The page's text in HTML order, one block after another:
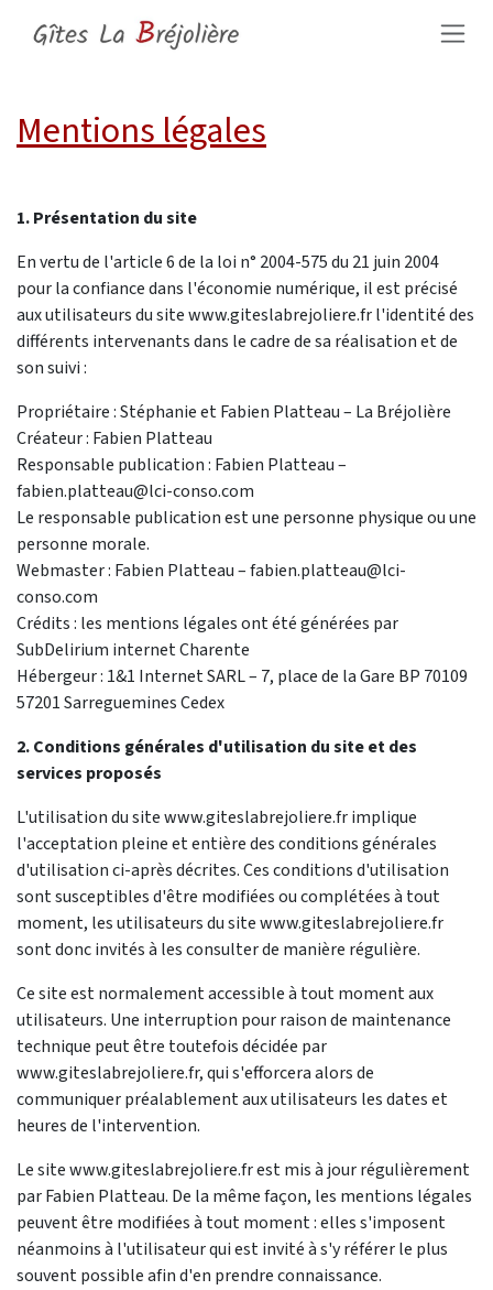
Mentions légales​
1. Présentation du site
En vertu de l'article 6 de la loi n° 2004-575 du 21 juin 2004
pour la confiance dans l'économie numérique, il est précisé
aux utilisateurs du site www.giteslabrejoliere.fr l'identité des
différents intervenants dans le cadre de sa réalisation et de
son suivi :
Propriétaire : Stéphanie et Fabien Platteau – La Bréjolière
Créateur : Fabien Platteau
Responsable publication : Fabien Platteau –
fabien.platteau@lci-conso.com
Le responsable publication est une personne physique ou une
personne morale.
Webmaster : Fabien Platteau – fabien.platteau@lci-
conso.com
Crédits : les mentions légales ont été générées par
SubDelirium internet Charente
Hébergeur : 1&1 Internet SARL – 7, place de la Gare BP 70109
57201 Sarreguemines Cedex
2. Conditions générales d'utilisation du site et des
services proposés
L'utilisation du site www.giteslabrejoliere.fr implique
l'acceptation pleine et entière des conditions générales
d'utilisation ci-après décrites. Ces conditions d'utilisation
sont susceptibles d'être modifiées ou complétées à tout
moment, les utilisateurs du site www.giteslabrejoliere.fr
sont donc invités à les consulter de manière régulière.
Ce site est normalement accessible à tout moment aux
utilisateurs. Une interruption pour raison de maintenance
technique peut être toutefois décidée par
www.giteslabrejoliere.fr, qui s'efforcera alors de
communiquer préalablement aux utilisateurs les dates et
heures de l'intervention.
Le site www.giteslabrejoliere.fr est mis à jour régulièrement
par Fabien Platteau. De la même façon, les mentions légales
peuvent être modifiées à tout moment : elles s'imposent
néanmoins à l'utilisateur qui est invité à s'y référer le plus
souvent possible afin d'en prendre connaissance.